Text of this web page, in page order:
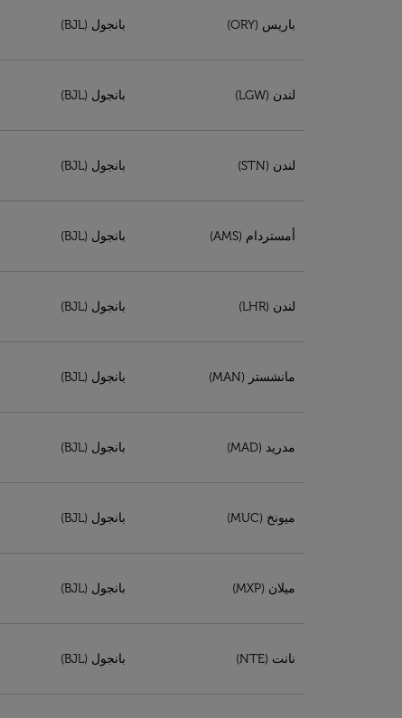
باريس (ORY) بانجول (BJL)
لندن (LGW) بانجول (BJL)
لندن (STN) بانجول (BJL)
أمستردام (AMS) بانجول (BJL)
لندن (LHR) بانجول (BJL)
مانشستر (MAN) بانجول (BJL)
مدريد (MAD) بانجول (BJL)
ميونخ (MUC) بانجول (BJL)
ميلان (MXP) بانجول (BJL)
نانت (NTE) بانجول (BJL)